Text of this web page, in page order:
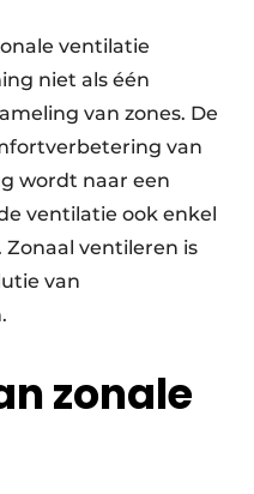
ventilatie
niet als één
van zones. De
van
wordt naar een
ventilatie ook enkel
ventileren is
van
zonale